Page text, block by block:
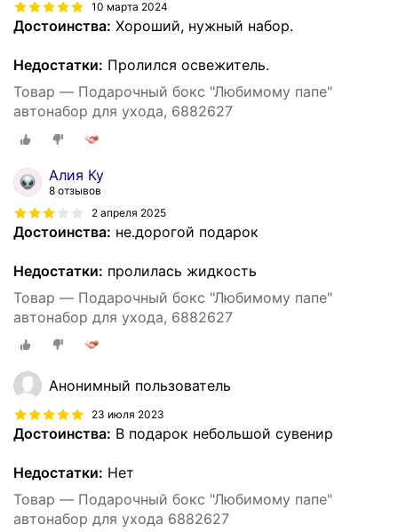
10 марта 2024
Достоинства: Хороший, нужный набор.
Недостатки: Пролился освежитель.
Товар — Подарочный бокс "Любимому папе"
автонабор для ухода, 6882627
Алия Ку
8 отзывов
2 апреля 2025
Достоинства: не.дорогой подарок
Недостатки: пролилась жидкость
Товар — Подарочный бокс "Любимому папе"
автонабор для ухода, 6882627
Анонимный пользователь
23 июля 2023
Достоинства: В подарок небольшой сувенир
Недостатки: Нет
Товар — Подарочный бокс "Любимому папе"
автонабор для ухода 6882627